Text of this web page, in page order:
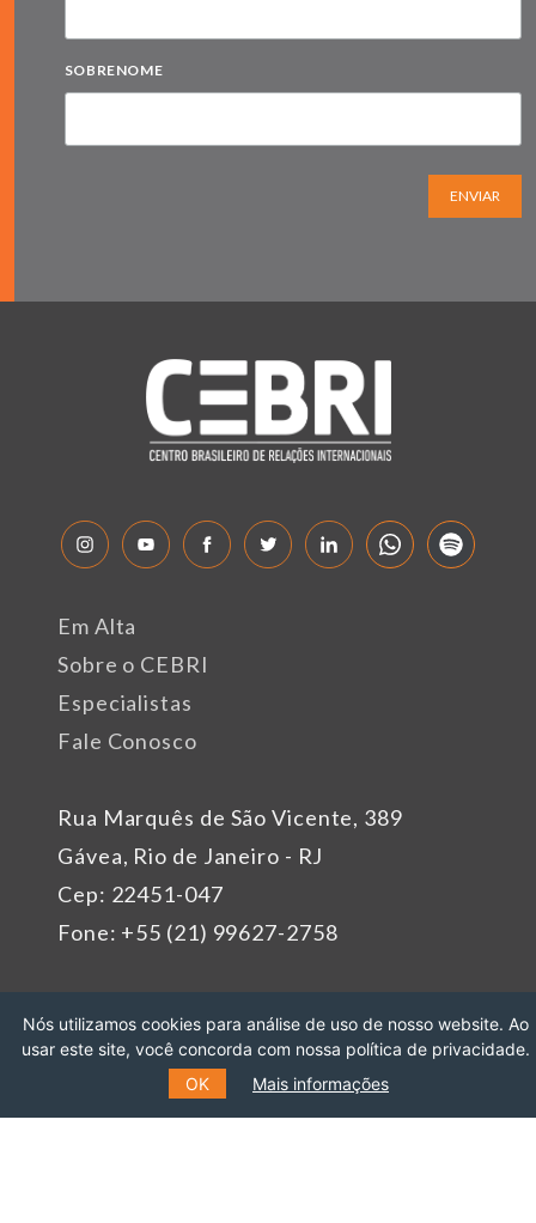
SOBRENOME
ENVIAR
Rua Marquês de São Vicente, 389
Gávea, Rio de Janeiro - RJ
Cep: 22451-047
Fone: +55 (21) 99627-2758
Em Alta
Sobre o CEBRI
Especialistas
Fale Conosco
Nós utilizamos cookies para análise de uso de nosso website. Ao
usar este site, você concorda com nossa política de privacidade.
OK
Mais informações